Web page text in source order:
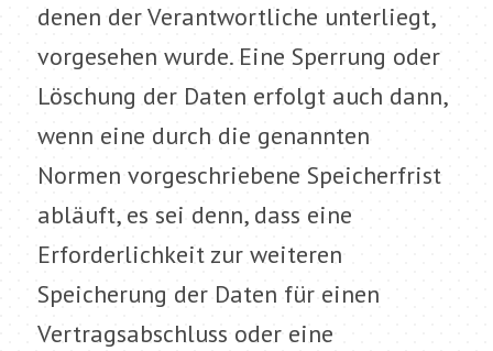
denen der Verantwortliche unterliegt,
vorgesehen wurde. Eine Sperrung oder
Löschung der Daten erfolgt auch dann,
wenn eine durch die genannten
Normen vorgeschriebene Speicherfrist
abläuft, es sei denn, dass eine
Erforderlichkeit zur weiteren
Speicherung der Daten für einen
Vertragsabschluss oder eine